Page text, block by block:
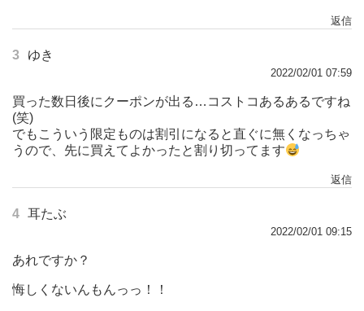
返信
3 ゆき
2022/02/01 07:59
買った数日後にクーポンが出る…コストコあるあるですね
(笑)
でもこういう限定ものは割引になると直ぐに無くなっちゃ
うので、先に買えてよかったと割り切ってます
返信
4 耳たぶ
2022/02/01 09:15
あれですか？
悔しくないんもんっっ！！